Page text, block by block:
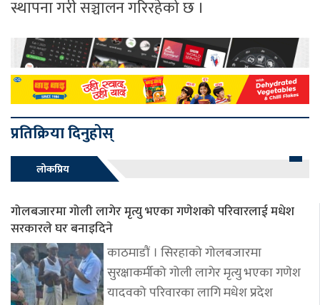
स्थापना गरी सञ्चालन गरिरहेको छ ।
प्रतिक्रिया दिनुहोस्
लोकप्रिय
गोलबजारमा गोली लागेर मृत्यु भएका गणेशको परिवारलाई मधेश
सरकारले घर बनाइदिने
काठमाडौं । सिरहाको गोलबजारमा
सुरक्षाकर्मीको गोली लागेर मृत्यु भएका गणेश
यादवको परिवारका लागि मधेश प्रदेश